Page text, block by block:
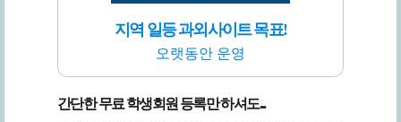
지역 일등 과외사이트 목표!
오랫동안 운영
간단한 무료 학생회원 등록만 하셔도...